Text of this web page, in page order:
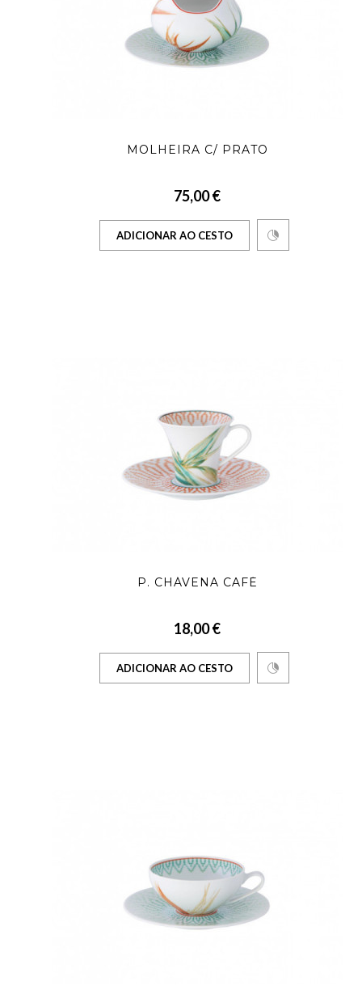
MOLHEIRA C/ PRATO
75,00 €
ADICIONAR AO CESTO
P. CHÁVENA CAFÉ
18,00 €
ADICIONAR AO CESTO